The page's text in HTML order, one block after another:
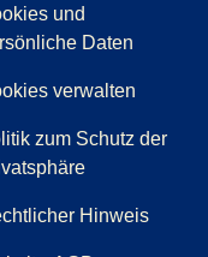
Tab )
und
Daten
verwalten
zum Schutz der
Hinweis